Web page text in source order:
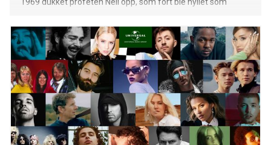
1969 dukket profeten Neil opp, som fort ble hyllet som
komme tilbake og fortelle dem hvordan de kunne bli det
største bandet på hans plan